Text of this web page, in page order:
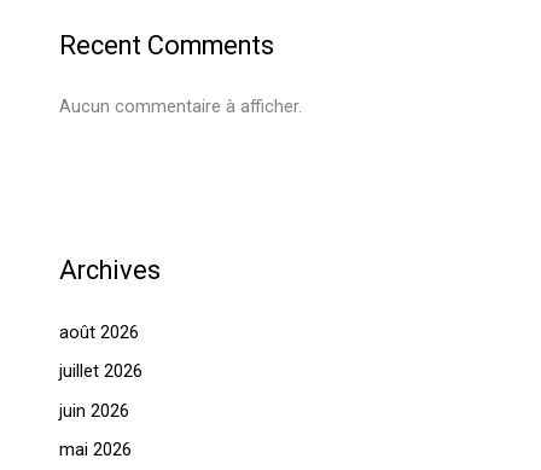
Recent Comments
Aucun commentaire à afficher.
Archives
août 2026
juillet 2026
juin 2026
mai 2026